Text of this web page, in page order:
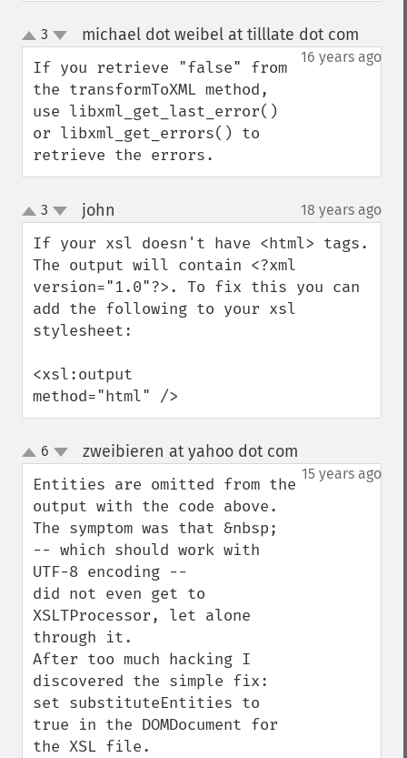
up
down
3 michael dot weibel at tilllate dot com
16 years ago
If you retrieve "false" from
the transformToXML method,
use libxml_get_last_error()
or libxml_get_errors() to
retrieve the errors.
up
down
3 john 18 years ago
If your xsl doesn't have <html> tags.
The output will contain <?xml
version="1.0"?>. To fix this you can
add the following to your xsl
stylesheet:
<xsl:output
method="html" />
up
down
6 zweibieren at yahoo dot com
15 years ago
Entities are omitted from the
output with the code above.
The symptom was that &nbsp;
-- which should work with
UTF-8 encoding --
did not even get to
XSLTProcessor, let alone
through it.
After too much hacking I
discovered the simple fix:
set substituteEntities to
true in the DOMDocument for
the XSL file.